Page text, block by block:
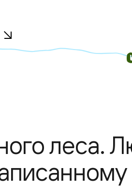
леса.